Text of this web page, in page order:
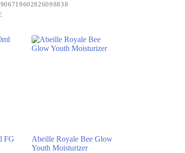
FG
Abeille Royale Bee Glow
Youth Moisturizer